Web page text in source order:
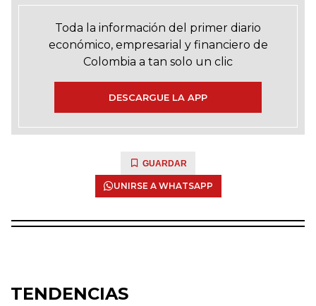
Toda la información del primer diario
económico, empresarial y financiero de
Colombia a tan solo un clic
DESCARGUE LA APP
GUARDAR
UNIRSE A WHATSAPP
TENDENCIAS